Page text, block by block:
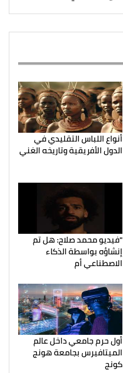
أنواع اللباس التقليدي في
الدول الأفريقية وتاريخه الغني
"فيديو محمد صلاح: هل تم
إنشاؤه بواسطة الذكاء
الاصطناعي أم
أول حرم جامعي داخل عالم
الميتافيرس بجامعة هونج
كونج